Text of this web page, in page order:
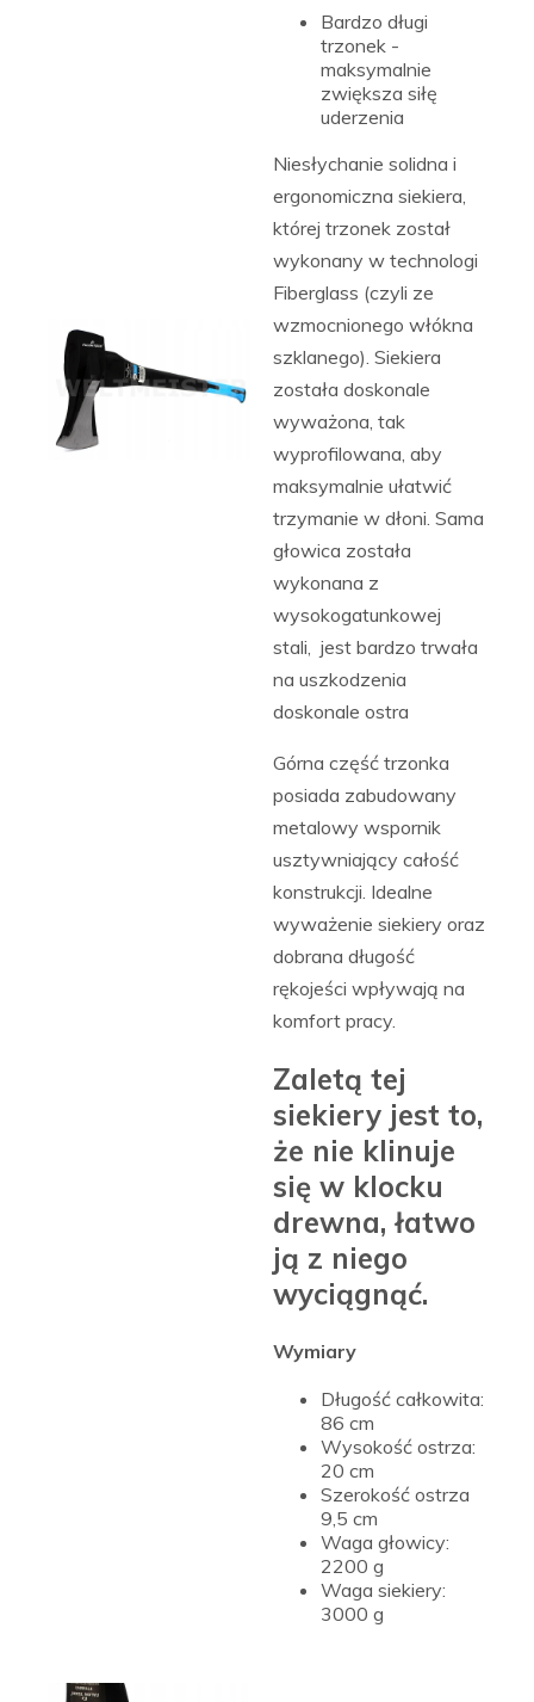
Bardzo długi
trzonek -
maksymalnie
zwiększa siłę
uderzenia
Niesłychanie solidna i
ergonomiczna siekiera,
której trzonek został
wykonany w technologi
Fiberglass (czyli ze
wzmocnionego włókna
szklanego). Siekiera
została doskonale
wyważona, tak
wyprofilowana, aby
maksymalnie ułatwić
trzymanie w dłoni. Sama
głowica została
wykonana z
wysokogatunkowej
stali, jest bardzo trwała
na uszkodzenia
doskonale ostra
Górna część trzonka
posiada zabudowany
metalowy wspornik
usztywniający całość
konstrukcji. Idealne
wyważenie siekiery oraz
dobrana długość
rękojeści wpływają na
komfort pracy.
Zaletą tej
siekiery jest to,
że nie klinuje
się w klocku
drewna, łatwo
ją z niego
wyciągnąć.
Wymiary
Długość całkowita:
86 cm
Wysokość ostrza:
20 cm
Szerokość ostrza
9,5 cm
Waga głowicy:
2200 g
Waga siekiery:
3000 g